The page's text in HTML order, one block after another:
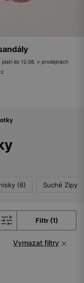
do 12.08. v prodejnách
(6) Suché Zipy
Filtr (1)
Vymazat filtry